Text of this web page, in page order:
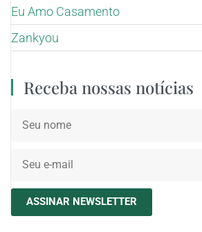
Eu Amo Casamento
Zankyou
Receba nossas notícias
ASSINAR NEWSLETTER